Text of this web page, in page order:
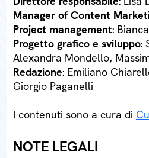
Manager of Content
Project management:
Progetto grafico e sviluppo:
Alexandra Mondello,
Redazione: Emiliano
Giorgio Paganelli
I contenuti sono a cura di
NOTE LEGALI